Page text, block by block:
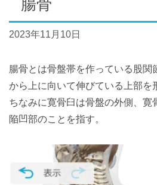
腸骨
2023年11月10日
腸骨とは骨盤帯を作っている股関
から上に向いて伸びている上部を
ちなみに寛骨臼は骨盤の外側、寛
陥凹部のことを指す。